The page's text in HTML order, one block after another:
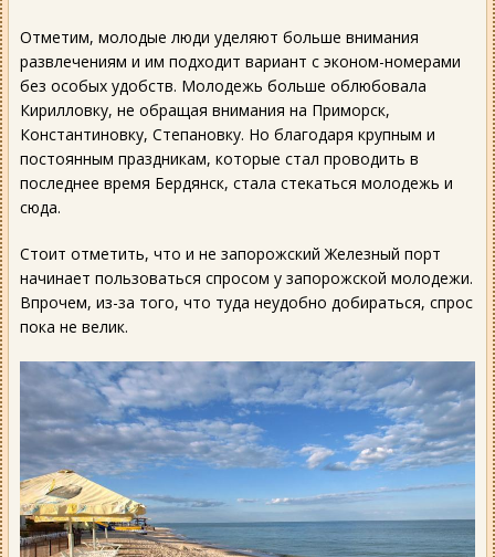
Отметим, молодые люди уделяют больше внимания
развлечениям и им подходит вариант с эконом-номерами
без особых удобств. Молодежь больше облюбовала
Кирилловку, не обращая внимания на Приморск,
Константиновку, Степановку. Но благодаря крупным и
постоянным праздникам, которые стал проводить в
последнее время Бердянск, стала стекаться молодежь и
сюда.
Стоит отметить, что и не запорожский Железный порт
начинает пользоваться спросом у запорожской молодежи.
Впрочем, из-за того, что туда неудобно добираться, спрос
пока не велик.